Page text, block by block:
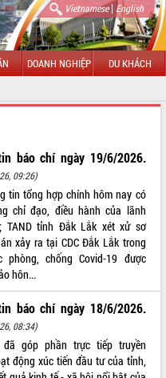
Vietnamese| English
DOANH NGHIỆP DU KHÁCH
báo chí ngày 19/6/2026.
09:26)
tin tổng hợp chính hôm nay có
chỉ đạo, điều hành của lãnh
TAND tỉnh Đắk Lắk xét xử sơ
xảy ra tại CDC Đắk Lắk trong
phòng, chống Covid-19 được
hôn...
báo chí ngày 18/6/2026.
08:34)
góp phần trực tiếp truyền
động xúc tiến đầu tư của tỉnh,